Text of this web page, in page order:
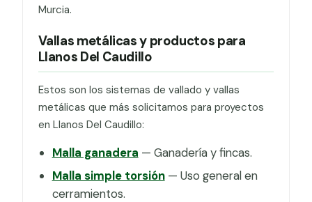
Murcia.
Vallas metálicas y productos para
Llanos Del Caudillo
Estos son los sistemas de vallado y vallas
metálicas que más solicitamos para proyectos
en Llanos Del Caudillo:
Malla ganadera — Ganadería y fincas.
Malla simple torsión— Uso general en
cerramientos.